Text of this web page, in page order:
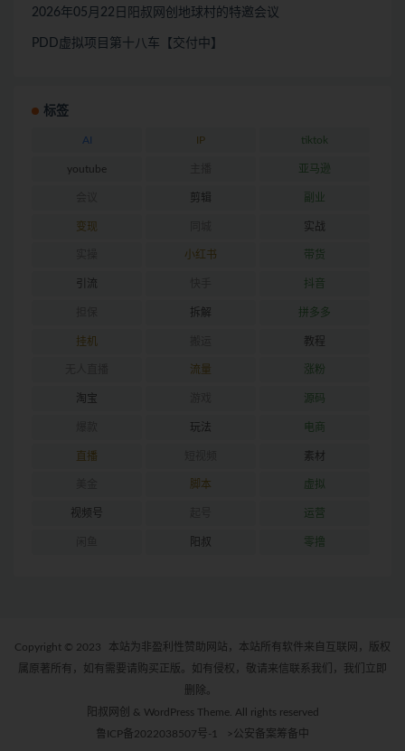
2026年05月22日阳叔网创地球村的特邀会议
PDD虚拟项目第十八车【交付中】
标签
AI IP tiktok
youtube 亚马逊
剪辑 副业
变现 实战
小红书 带货
引流 抖音
拆解 拼多多
挂机 教程
流量 涨粉
淘宝 源码
玩法 电商
直播 素材
脚本 虚拟
视频号 运营
阳叔 零撸
Copyright © 2023
本站为非盈利性赞助网站，本站所有软件来自互联网，版权
属原著所有，如有需要请购买正版。如有侵权，敬请来信联系我们，我们立即
删除。
阳叔网创 & WordPress Theme. All rights reserved
鲁ICP备2022038507号-1
>公安备案筹备中